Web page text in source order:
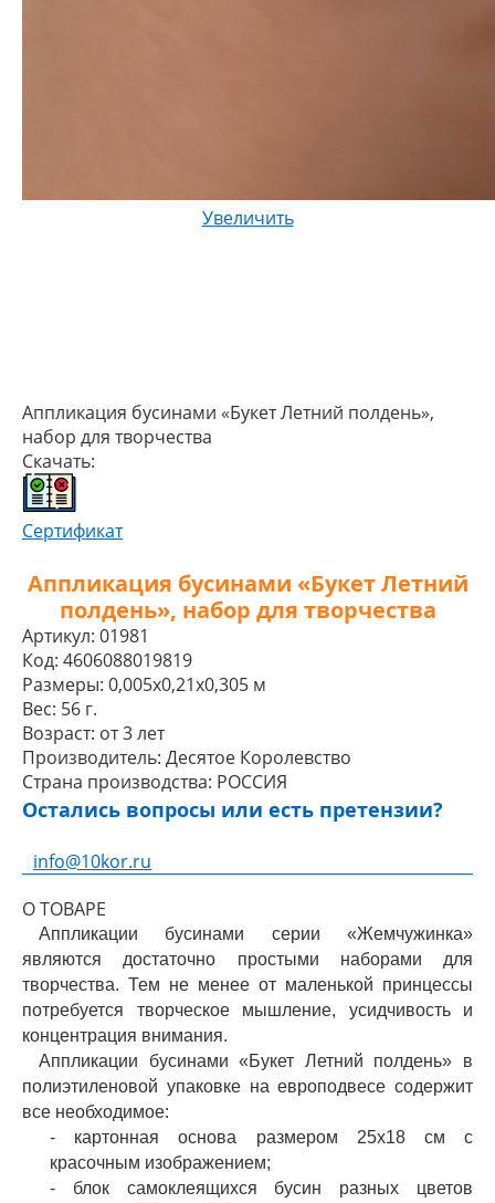
Увеличить
Аппликация бусинами «Букет Летний полдень»,
набор для творчества
Скачать:
Сертификат
Аппликация бусинами «Букет Летний
полдень», набор для творчества
Артикул: 01981
Код: 4606088019819
Размеры: 0,005x0,21x0,305 м
Вес: 56 г.
Возраст: от 3 лет
Производитель: Десятое Королевство
Страна производства: РОССИЯ
Остались вопросы или есть претензии?
info@10kor.ru
О ТОВАРЕ
Аппликации бусинами серии «Жемчужинка»
являются достаточно простыми наборами для
творчества. Тем не менее от маленькой принцессы
потребуется творческое мышление, усидчивость и
концентрация внимания.
Аппликации бусинами «Букет Летний полдень» в
полиэтиленовой упаковке на европодвесе содержит
все необходимое:
- картонная основа размером 25х18 см с
красочным изображением;
- блок самоклеящихся бусин разных цветов